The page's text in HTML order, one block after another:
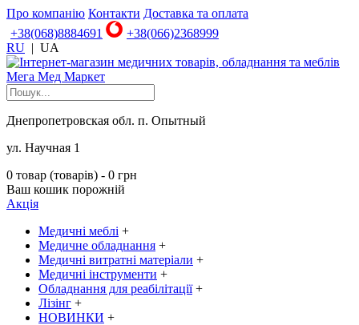
Про компанію Контакти Доставка та оплата
+38(068)8884691
+38(066)2368999
RU | UA
Днепропетровская обл. п. Опытный
ул. Научная 1
0 товар (товарів) - 0 грн
Ваш кошик порожній
Акція
Медичні меблі +
Медичне обладнання +
Медичні витратні матеріали +
Медичні інструменти +
Обладнання для реабілітації +
Лізінг +
НОВИНКИ +